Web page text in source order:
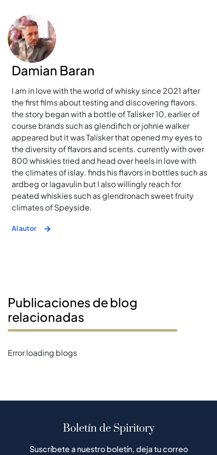
Damian Baran
I am in love with the world of whisky since 2021 after
the first films about testing and discovering flavors.
the story began with a bottle of Talisker 10, earlier of
course brands such as glendifich or johnie walker
appeared but it was Talisker that opened my eyes to
the diversity of flavors and scents. currently with over
800 whiskies tried and head over heels in love with
the climates of islay. finds his flavors in bottles such as
ardbeg or lagavulin but I also willingly reach for
peated whiskies such as glendronach sweet fruity
climates of Speyside.
Al autor
Publicaciones de blog
relacionadas
Error loading blogs
Boletín de Spiritory
Suscríbete a nuestro boletín, deja tu correo